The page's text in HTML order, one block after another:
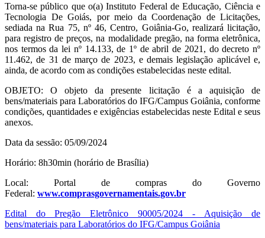
Torna-se público que o(a) Instituto Federal de Educação, Ciência e
Tecnologia De Goiás, por meio da Coordenação de Licitações,
sediada na Rua 75, nº 46, Centro, Goiânia-Go, realizará licitação,
para registro de preços, na modalidade pregão, na forma eletrônica,
nos termos da lei nº 14.133, de 1º de abril de 2021, do decreto nº
11.462, de 31 de março de 2023, e demais legislação aplicável e,
ainda, de acordo com as condições estabelecidas neste edital.
OBJETO: O objeto da presente licitação é a aquisição de
bens/materiais para Laboratórios do IFG/Campus Goiânia, conforme
condições, quantidades e exigências estabelecidas neste Edital e seus
anexos.
Data da sessão: 05/09/2024
Horário: 8h30min (horário de Brasília)
Local: Portal de compras do Governo
Federal: www.comprasgovernamentais.gov.br
Edital do Pregão Eletrônico 90005/2024 - Aquisição de
bens/materiais para Laboratórios do IFG/Campus Goiânia